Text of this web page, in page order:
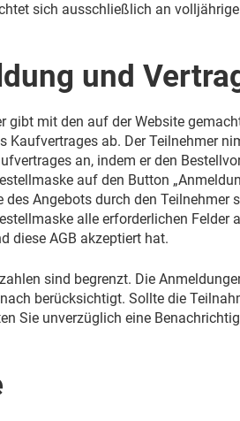
sich ausschließlich an
und
gibt mit den auf der Website
Kaufvertrages ab. Der Teilnehmer
an, indem er den
auf den Button
Angebots durch den Teilnehmer
alle erforderlichen Felder
diese AGB akzeptiert hat.
sind begrenzt. Die
berücksichtigt. Sollte die
Sie unverzüglich eine